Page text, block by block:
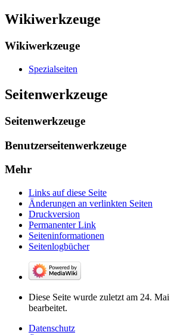
Wikiwerkzeuge
Wikiwerkzeuge
Spezialseiten
Seitenwerkzeuge
Seitenwerkzeuge
Benutzerseitenwerkzeuge
Mehr
Links auf diese Seite
Änderungen an verlinkten Seiten
Druckversion
Permanenter Link
Seiten­­informationen
Seitenlogbücher
Diese Seite wurde zuletzt am 24.
bearbeitet.
Datenschutz